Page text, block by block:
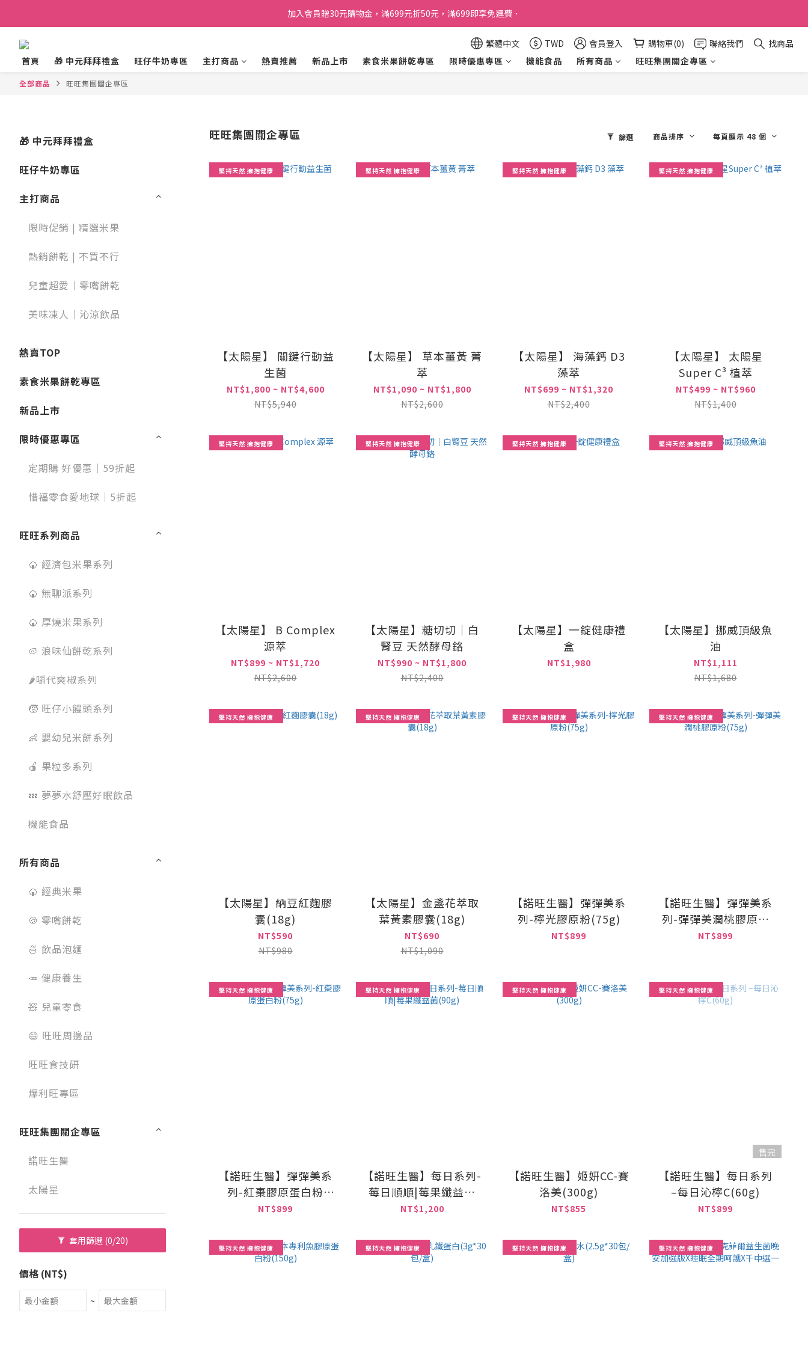
加入會員贈30元購物金，滿699元折50元，滿699即享免運費．
訂單購買貝比瑪瑪任兩盒贈品牌帆布袋乙個
加入會員贈30元購物金，滿699元折50元，滿699即享免運費．
繁體中文 TWD 會員登入 購物車(0) 聯絡我們
找商品
首頁
🎁 中元拜拜禮盒 旺仔牛奶專區 主打商品 熱賣推薦 新品上市 素食米果餅乾專區 限時優惠專區 機能食品 所有商品 旺旺集團關企專區
全部商品 旺旺集團關企專區
🎁 中元拜拜禮盒
旺仔牛奶專區
主打商品
限時促銷 | 精選米果
熱銷餅乾 | 不買不行
兒童超愛｜零嘴餅乾
美味凍人｜沁涼飲品
熱賣TOP
素食米果餅乾專區
新品上市
限時優惠專區
定期購 好優惠｜59折起
惜福零食愛地球｜5折起
旺旺系列商品
🍘 經濟包米果系列
🍘 無聊派系列
🍘 厚燒米果系列
🥔 浪味仙餅乾系列
🌶️嚼代爽椒系列
🧒 旺仔小饅頭系列
👶 嬰幼兒米餅系列
🍎 果粒多系列
💤 夢夢水舒壓好眠飲品
機能食品
所有商品
🍘 經典米果
🍪 零嘴餅乾
🍜 飲品泡麵
🥕 健康養生
🧸 兒童零食
😄 旺旺周邊品
旺旺食技研
爆利旺專區
旺旺集團關企專區
諾旺生醫
太陽星
套用篩選 (0/20)
價格 (NT$)
~
旺旺集團關企專區 篩選 商品排序 每頁顯示 48 個
堅持天然 擁抱健康
【太陽星】 關鍵行動益
生菌
NT$1,800 ~ NT$4,600
NT$5,940
堅持天然 擁抱健康
【太陽星】 草本薑黃 菁
萃
NT$1,090 ~ NT$1,800
NT$2,600
堅持天然 擁抱健康
【太陽星】 海藻鈣 D3
藻萃
NT$699 ~ NT$1,320
NT$2,400
堅持天然 擁抱健康
【太陽星】 太陽星
Super C³ 植萃
NT$499 ~ NT$960
NT$1,400
堅持天然 擁抱健康
【太陽星】 B Complex
源萃
NT$899 ~ NT$1,720
NT$2,600
堅持天然 擁抱健康
【太陽星】糖切切｜白
腎豆 天然酵母鉻
NT$990 ~ NT$1,800
NT$2,400
堅持天然 擁抱健康
【太陽星】一錠健康禮
盒
NT$1,980
堅持天然 擁抱健康
【太陽星】挪威頂級魚
油
NT$1,111
NT$1,680
堅持天然 擁抱健康
【太陽星】納豆紅麴膠
囊(18g)
NT$590
NT$980
堅持天然 擁抱健康
【太陽星】金盞花萃取
葉黃素膠囊(18g)
NT$690
NT$1,090
堅持天然 擁抱健康
【諾旺生醫】彈彈美系
列-檸光膠原粉(75g)
NT$899
堅持天然 擁抱健康
【諾旺生醫】彈彈美系
列-彈彈美潤桃膠原粉
(75g)
NT$899
堅持天然 擁抱健康
【諾旺生醫】彈彈美系
列-紅棗膠原蛋白粉
(75g)
NT$899
堅持天然 擁抱健康
【諾旺生醫】每日系列-
莓日順順|莓果纖益菌
(90g)
NT$1,200
堅持天然 擁抱健康
【諾旺生醫】姬妍CC-賽
洛美(300g)
NT$855
堅持天然 擁抱健康
售完
【諾旺生醫】每日系列
–每日沁檸C(60g)
NT$899
堅持天然 擁抱健康 堅持天然 擁抱健康 堅持天然 擁抱健康 堅持天然 擁抱健康